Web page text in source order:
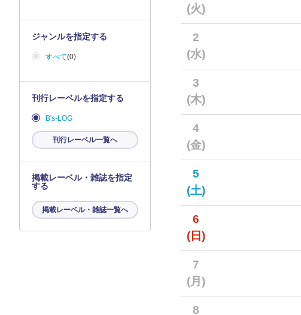
(火)
2
(水)
3
(木)
4
(金)
5
(土)
6
(日)
7
(月)
8
ジャンルを指定する
すべて(0)
刊行レーベルを指定する
B's-LOG
刊行レーベル一覧へ
掲載レーベル・雑誌を指定
する
掲載レーベル・雑誌一覧へ